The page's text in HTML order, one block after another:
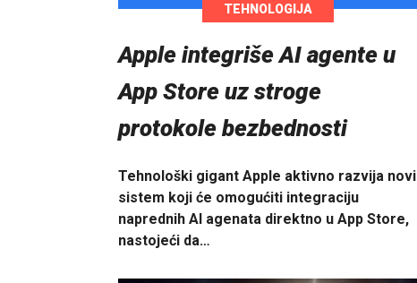
TEHNOLOGIJA
Apple integriše AI agente u
App Store uz stroge
protokole bezbednosti
Tehnološki gigant Apple aktivno razvija novi
sistem koji će omogućiti integraciju
naprednih AI agenata direktno u App Store,
nastojeći da…